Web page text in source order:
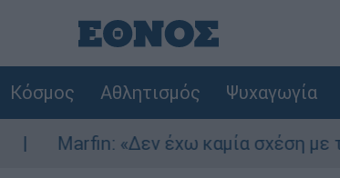
Κόσμος Αθλητισμός Ψυχαγωγία
έχω καμία σχέση με την επίθεση»